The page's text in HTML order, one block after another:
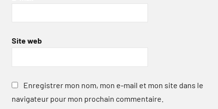
Site web
Enregistrer mon nom, mon e-mail et mon site dans le
navigateur pour mon prochain commentaire.